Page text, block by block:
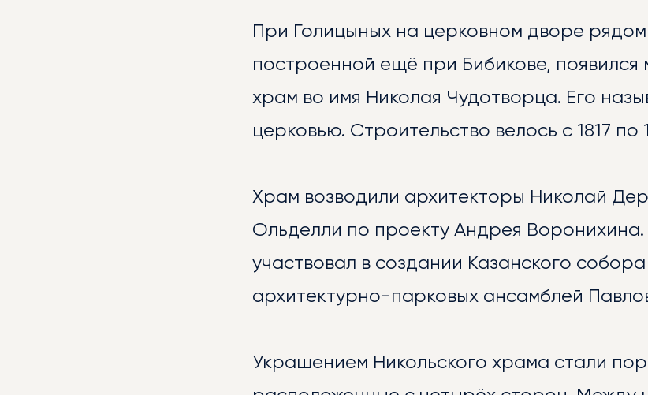
ГАЛЕРЕЯ
При Голицыных на церковном дворе
построенной ещё при Бибикове, появился
храм во имя Николая Чудотворца. Его
церковью. Строительство велось с 1817 по
Храм возводили архитекторы Николай
Ольделли по проекту Андрея Воронихина.
участвовал в создании Казанского
архитектурно-парковых ансамблей
Украшением Никольского храма стали